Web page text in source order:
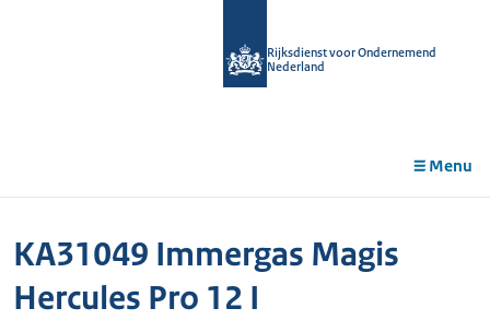
Rijksdienst voor Ondernemend
Nederland
Menu
KA31049 Immergas Magis
Hercules Pro 12 I